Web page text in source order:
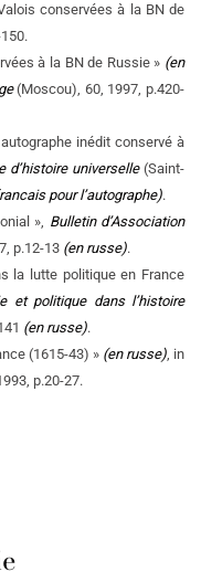
conservées à la BN de
à la BN de Russie » (en
(Moscou), 60, 1997, p.420-
inédit conservé à
d’histoire universelle(Saint-
pour l’autographe).
», Bulletin d’Association
p.12-13 (en russe).
la lutte politique en France
et politique dans l’histoire
(en russe).
(1615-43) » (en russe), in
p.20-27.